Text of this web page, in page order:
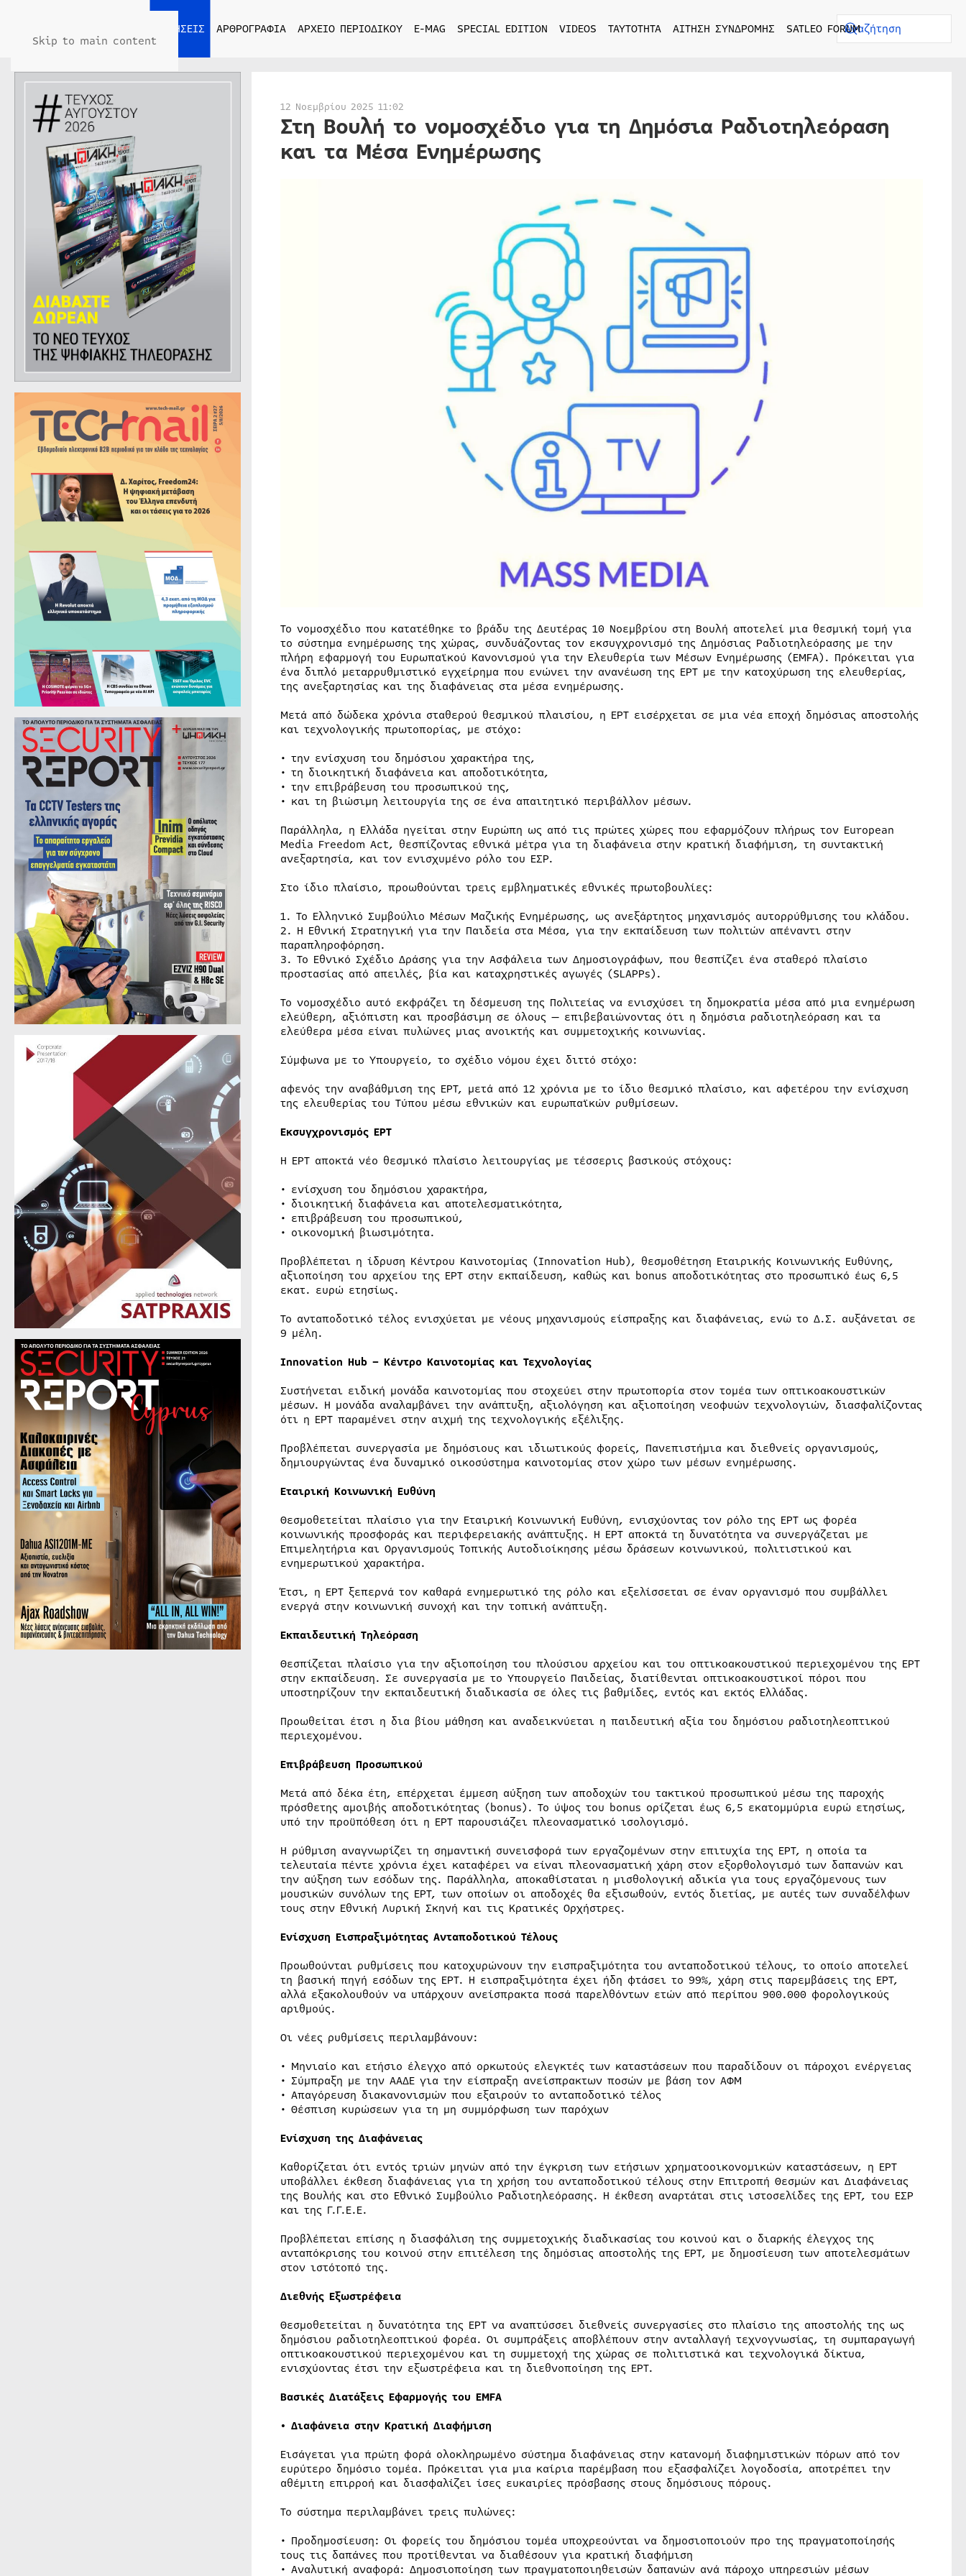
Skip to main content
ΕΙΔΗΣΕΙΣ ΑΡΘΡΟΓΡΑΦΙΑ ΑΡΧΕΙΟ ΠΕΡΙΟΔΙΚΟΥ E-MAG SPECIAL EDITION VIDEOS ΤΑΥΤΟΤΗΤΑ ΑΙΤΗΣΗ ΣΥΝΔΡΟΜΗΣ SATLEO FORUM
12 Νοεμβρίου 2025 11:02
Στη Βουλή το νομοσχέδιο για τη Δημόσια Ραδιοτηλεόραση
και τα Μέσα Ενημέρωσης
Το νομοσχέδιο που κατατέθηκε το βράδυ της Δευτέρας 10 Νοεμβρίου στη Βουλή αποτελεί μια θεσμική τομή για
το σύστημα ενημέρωσης της χώρας, συνδυάζοντας τον εκσυγχρονισμό της Δημόσιας Ραδιοτηλεόρασης με την
πλήρη εφαρμογή του Ευρωπαϊκού Κανονισμού για την Ελευθερία των Μέσων Ενημέρωσης (EMFA). Πρόκειται για
ένα διπλό μεταρρυθμιστικό εγχείρημα που ενώνει την ανανέωση της ΕΡΤ με την κατοχύρωση της ελευθερίας,
της ανεξαρτησίας και της διαφάνειας στα μέσα ενημέρωσης.
Μετά από δώδεκα χρόνια σταθερού θεσμικού πλαισίου, η ΕΡΤ εισέρχεται σε μια νέα εποχή δημόσιας αποστολής
και τεχνολογικής πρωτοπορίας, με στόχο:
• την ενίσχυση του δημόσιου χαρακτήρα της,
• τη διοικητική διαφάνεια και αποδοτικότητα,
• την επιβράβευση του προσωπικού της,
• και τη βιώσιμη λειτουργία της σε ένα απαιτητικό περιβάλλον μέσων.
Παράλληλα, η Ελλάδα ηγείται στην Ευρώπη ως από τις πρώτες χώρες που εφαρμόζουν πλήρως τον European
Media Freedom Act, θεσπίζοντας εθνικά μέτρα για τη διαφάνεια στην κρατική διαφήμιση, τη συντακτική
ανεξαρτησία, και τον ενισχυμένο ρόλο του ΕΣΡ.
Στο ίδιο πλαίσιο, προωθούνται τρεις εμβληματικές εθνικές πρωτοβουλίες:
1. Το Ελληνικό Συμβούλιο Μέσων Μαζικής Ενημέρωσης, ως ανεξάρτητος μηχανισμός αυτορρύθμισης του κλάδου.
2. Η Εθνική Στρατηγική για την Παιδεία στα Μέσα, για την εκπαίδευση των πολιτών απέναντι στην
παραπληροφόρηση.
3. Το Εθνικό Σχέδιο Δράσης για την Ασφάλεια των Δημοσιογράφων, που θεσπίζει ένα σταθερό πλαίσιο
προστασίας από απειλές, βία και καταχρηστικές αγωγές (SLAPPs).
Το νομοσχέδιο αυτό εκφράζει τη δέσμευση της Πολιτείας να ενισχύσει τη δημοκρατία μέσα από μια ενημέρωση
ελεύθερη, αξιόπιστη και προσβάσιμη σε όλους — επιβεβαιώνοντας ότι η δημόσια ραδιοτηλεόραση και τα
ελεύθερα μέσα είναι πυλώνες μιας ανοικτής και συμμετοχικής κοινωνίας.
Σύμφωνα με το Υπουργείο, το σχέδιο νόμου έχει διττό στόχο:
αφενός την αναβάθμιση της ΕΡΤ, μετά από 12 χρόνια με το ίδιο θεσμικό πλαίσιο, και αφετέρου την ενίσχυση
της ελευθερίας του Τύπου μέσω εθνικών και ευρωπαϊκών ρυθμίσεων.
Εκσυγχρονισμός ΕΡΤ
Η ΕΡΤ αποκτά νέο θεσμικό πλαίσιο λειτουργίας με τέσσερις βασικούς στόχους:
• ενίσχυση του δημόσιου χαρακτήρα,
• διοικητική διαφάνεια και αποτελεσματικότητα,
• επιβράβευση του προσωπικού,
• οικονομική βιωσιμότητα.
Προβλέπεται η ίδρυση Κέντρου Καινοτομίας (Innovation Hub), θεσμοθέτηση Εταιρικής Κοινωνικής Ευθύνης,
αξιοποίηση του αρχείου της ΕΡΤ στην εκπαίδευση, καθώς και bonus αποδοτικότητας στο προσωπικό έως 6,5
εκατ. ευρώ ετησίως.
Το ανταποδοτικό τέλος ενισχύεται με νέους μηχανισμούς είσπραξης και διαφάνειας, ενώ το Δ.Σ. αυξάνεται σε
9 μέλη.
Innovation Hub – Κέντρο Καινοτομίας και Τεχνολογίας
Συστήνεται ειδική μονάδα καινοτομίας που στοχεύει στην πρωτοπορία στον τομέα των οπτικοακουστικών
μέσων. Η μονάδα αναλαμβάνει την ανάπτυξη, αξιολόγηση και αξιοποίηση νεοφυών τεχνολογιών, διασφαλίζοντας
ότι η ΕΡΤ παραμένει στην αιχμή της τεχνολογικής εξέλιξης.
Προβλέπεται συνεργασία με δημόσιους και ιδιωτικούς φορείς, Πανεπιστήμια και διεθνείς οργανισμούς,
δημιουργώντας ένα δυναμικό οικοσύστημα καινοτομίας στον χώρο των μέσων ενημέρωσης.
Εταιρική Κοινωνική Ευθύνη
Θεσμοθετείται πλαίσιο για την Εταιρική Κοινωνική Ευθύνη, ενισχύοντας τον ρόλο της ΕΡΤ ως φορέα
κοινωνικής προσφοράς και περιφερειακής ανάπτυξης. Η ΕΡΤ αποκτά τη δυνατότητα να συνεργάζεται με
Επιμελητήρια και Οργανισμούς Τοπικής Αυτοδιοίκησης μέσω δράσεων κοινωνικού, πολιτιστικού και
ενημερωτικού χαρακτήρα.
Έτσι, η ΕΡΤ ξεπερνά τον καθαρά ενημερωτικό της ρόλο και εξελίσσεται σε έναν οργανισμό που συμβάλλει
ενεργά στην κοινωνική συνοχή και την τοπική ανάπτυξη.
Εκπαιδευτική Τηλεόραση
Θεσπίζεται πλαίσιο για την αξιοποίηση του πλούσιου αρχείου και του οπτικοακουστικού περιεχομένου της ΕΡΤ
στην εκπαίδευση. Σε συνεργασία με το Υπουργείο Παιδείας, διατίθενται οπτικοακουστικοί πόροι που
υποστηρίζουν την εκπαιδευτική διαδικασία σε όλες τις βαθμίδες, εντός και εκτός Ελλάδας.
Προωθείται έτσι η δια βίου μάθηση και αναδεικνύεται η παιδευτική αξία του δημόσιου ραδιοτηλεοπτικού
περιεχομένου.
Επιβράβευση Προσωπικού
Μετά από δέκα έτη, επέρχεται έμμεση αύξηση των αποδοχών του τακτικού προσωπικού μέσω της παροχής
πρόσθετης αμοιβής αποδοτικότητας (bonus). Το ύψος του bonus ορίζεται έως 6,5 εκατομμύρια ευρώ ετησίως,
υπό την προϋπόθεση ότι η ΕΡΤ παρουσιάζει πλεονασματικό ισολογισμό.
Η ρύθμιση αναγνωρίζει τη σημαντική συνεισφορά των εργαζομένων στην επιτυχία της ΕΡΤ, η οποία τα
τελευταία πέντε χρόνια έχει καταφέρει να είναι πλεονασματική χάρη στον εξορθολογισμό των δαπανών και
την αύξηση των εσόδων της. Παράλληλα, αποκαθίσταται η μισθολογική αδικία για τους εργαζόμενους των
μουσικών συνόλων της ΕΡΤ, των οποίων οι αποδοχές θα εξισωθούν, εντός διετίας, με αυτές των συναδέλφων
τους στην Εθνική Λυρική Σκηνή και τις Κρατικές Ορχήστρες.
Ενίσχυση Εισπραξιμότητας Ανταποδοτικού Τέλους
Προωθούνται ρυθμίσεις που κατοχυρώνουν την εισπραξιμότητα του ανταποδοτικού τέλους, το οποίο αποτελεί
τη βασική πηγή εσόδων της ΕΡΤ. Η εισπραξιμότητα έχει ήδη φτάσει το 99%, χάρη στις παρεμβάσεις της ΕΡΤ,
αλλά εξακολουθούν να υπάρχουν ανείσπρακτα ποσά παρελθόντων ετών από περίπου 900.000 φορολογικούς
αριθμούς.
Οι νέες ρυθμίσεις περιλαμβάνουν:
• Μηνιαίο και ετήσιο έλεγχο από ορκωτούς ελεγκτές των καταστάσεων που παραδίδουν οι πάροχοι ενέργειας
• Σύμπραξη με την ΑΑΔΕ για την είσπραξη ανείσπρακτων ποσών με βάση τον ΑΦΜ
• Απαγόρευση διακανονισμών που εξαιρούν το ανταποδοτικό τέλος
• Θέσπιση κυρώσεων για τη μη συμμόρφωση των παρόχων
Ενίσχυση της Διαφάνειας
Καθορίζεται ότι εντός τριών μηνών από την έγκριση των ετήσιων χρηματοοικονομικών καταστάσεων, η ΕΡΤ
υποβάλλει έκθεση διαφάνειας για τη χρήση του ανταποδοτικού τέλους στην Επιτροπή Θεσμών και Διαφάνειας
της Βουλής και στο Εθνικό Συμβούλιο Ραδιοτηλεόρασης. Η έκθεση αναρτάται στις ιστοσελίδες της ΕΡΤ, του ΕΣΡ
και της Γ.Γ.Ε.Ε.
Προβλέπεται επίσης η διασφάλιση της συμμετοχικής διαδικασίας του κοινού και ο διαρκής έλεγχος της
ανταπόκρισης του κοινού στην επιτέλεση της δημόσιας αποστολής της ΕΡΤ, με δημοσίευση των αποτελεσμάτων
στον ιστότοπό της.
Διεθνής Εξωστρέφεια
Θεσμοθετείται η δυνατότητα της ΕΡΤ να αναπτύσσει διεθνείς συνεργασίες στο πλαίσιο της αποστολής της ως
δημόσιου ραδιοτηλεοπτικού φορέα. Οι συμπράξεις αποβλέπουν στην ανταλλαγή τεχνογνωσίας, τη συμπαραγωγή
οπτικοακουστικού περιεχομένου και τη συμμετοχή της χώρας σε πολιτιστικά και τεχνολογικά δίκτυα,
ενισχύοντας έτσι την εξωστρέφεια και τη διεθνοποίηση της ΕΡΤ.
Βασικές Διατάξεις Εφαρμογής του EMFA
• Διαφάνεια στην Κρατική Διαφήμιση
Εισάγεται για πρώτη φορά ολοκληρωμένο σύστημα διαφάνειας στην κατανομή διαφημιστικών πόρων από τον
ευρύτερο δημόσιο τομέα. Πρόκειται για μια καίρια παρέμβαση που εξασφαλίζει λογοδοσία, αποτρέπει την
αθέμιτη επιρροή και διασφαλίζει ίσες ευκαιρίες πρόσβασης στους δημόσιους πόρους.
Το σύστημα περιλαμβάνει τρεις πυλώνες:
• Προδημοσίευση: Οι φορείς του δημόσιου τομέα υποχρεούνται να δημοσιοποιούν προ της πραγματοποίησής
τους τις δαπάνες που προτίθενται να διαθέσουν για κρατική διαφήμιση
• Αναλυτική αναφορά: Δημοσιοποίηση των πραγματοποιηθεισών δαπανών ανά πάροχο υπηρεσιών μέσων